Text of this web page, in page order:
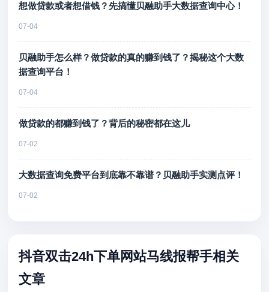
想做贷款或者想借钱？先搞懂贝融助手大数据查询中心！
07-04
贝融助手怎么样？做贷款的真的赚到钱了？揭秘这个大数
据查询平台！
07-04
做贷款的都赚到钱了？背后的秘密都在这儿
07-02
大数据查询免费平台到底靠不靠谱？贝融助手实测点评！
07-02
抖音双击24h下单网站马线报帮手相关
文章